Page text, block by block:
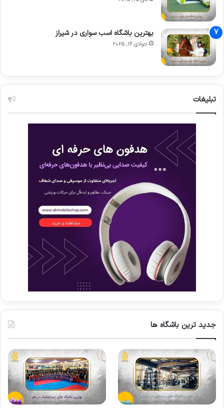
بهترین باشگاه اسب سواری در شیراز
جولای 16, 2025
تبلیغات
جدید ترین باشگاه ها